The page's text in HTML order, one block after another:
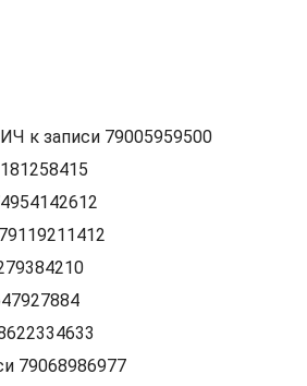
к записи 79005959500
79119211412
79068986977